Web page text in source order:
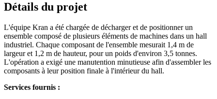
Détails du projet
L'équipe Kran a été chargée de décharger et de positionner un
ensemble composé de plusieurs éléments de machines dans un hall
industriel. Chaque composant de l'ensemble mesurait 1,4 m de
largeur et 1,2 m de hauteur, pour un poids d'environ 3,5 tonnes.
L'opération a exigé une manutention minutieuse afin d'assembler les
composants à leur position finale à l'intérieur du hall.
Services fournis :